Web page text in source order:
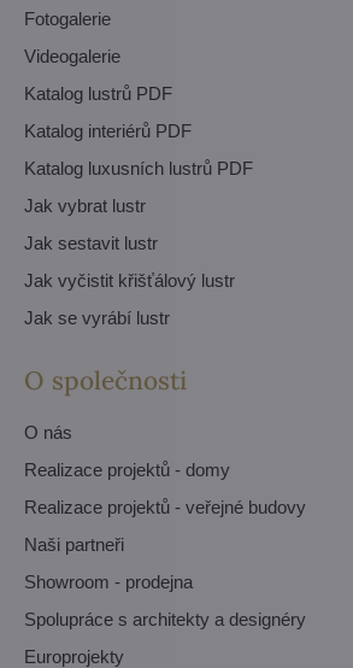
Fotogalerie
Videogalerie
Katalog lustrů PDF
Katalog interiérů PDF
Katalog luxusních lustrů PDF
Jak vybrat lustr
Jak sestavit lustr
Jak vyčistit křišťálový lustr
Jak se vyrábí lustr
O společnosti
O nás
Realizace projektů - domy
Realizace projektů - veřejné budovy
Naši partneři
Showroom - prodejna
Spolupráce s architekty a designéry
Europrojekty